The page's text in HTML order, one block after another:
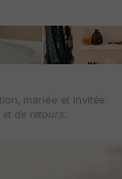
mariée et invitée.
de retours.